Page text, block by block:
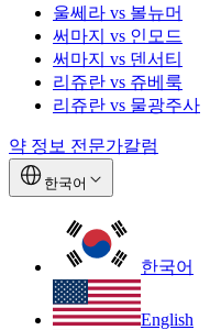
울쎄라 vs 볼뉴머
써마지 vs 인모드
써마지 vs 덴서티
리쥬란 vs 쥬베룩
리쥬란 vs 물광주사
약 정보 전문가칼럼
한국어
한국어
English